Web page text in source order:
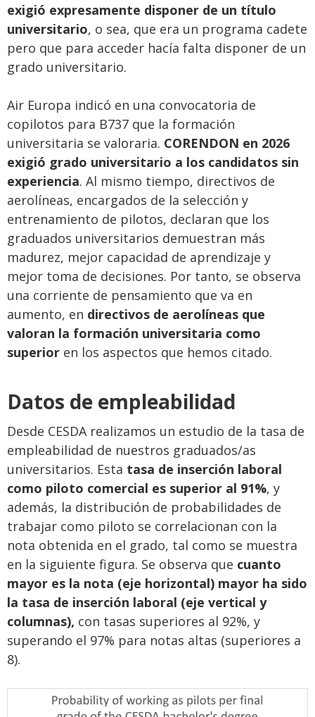
exigió expresamente disponer de un título
universitario, o sea, que era un programa cadete
pero que para acceder hacía falta disponer de un
grado universitario.
Air Europa indicó en una convocatoria de
copilotos para B737 que la formación
universitaria se valoraria. CORENDON en 2026
exigió grado universitario a los candidatos sin
experiencia. Al mismo tiempo, directivos de
aerolíneas, encargados de la selección y
entrenamiento de pilotos, declaran que los
graduados universitarios demuestran más
madurez, mejor capacidad de aprendizaje y
mejor toma de decisiones. Por tanto, se observa
una corriente de pensamiento que va en
aumento, en directivos de aerolíneas que
valoran la formación universitaria como
superior en los aspectos que hemos citado.
Datos de empleabilidad
Desde CESDA realizamos un estudio de la tasa de
empleabilidad de nuestros graduados/as
universitarios. Esta tasa de inserción laboral
como piloto comercial es superior al 91%, y
además, la distribución de probabilidades de
trabajar como piloto se correlacionan con la
nota obtenida en el grado, tal como se muestra
en la siguiente figura. Se observa que cuanto
mayor es la nota (eje horizontal) mayor ha sido
la tasa de inserción laboral (eje vertical y
columnas), con tasas superiores al 92%, y
superando el 97% para notas altas (superiores a
8).